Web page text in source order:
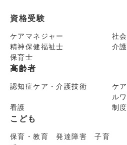
資格受験
ケアマネジャー
社
精神保健福祉士
介
保育士
高齢者
認知症ケア・介護技術
ケ
ル
看護
制度
こども
保育・教育 発達障害 子育